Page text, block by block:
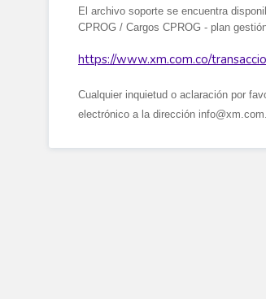
El archivo soporte se encuentra
CPROG / Cargos CPROG - plan
https://www.xm.com.co/
Cualquier inquietud o aclaración por
electrónico a la dirección